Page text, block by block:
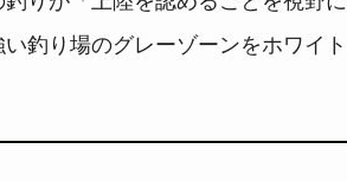
釣り場のグレーゾーンをホワイ